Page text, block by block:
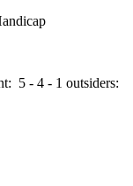
5 - 4 - 1 outsiders: